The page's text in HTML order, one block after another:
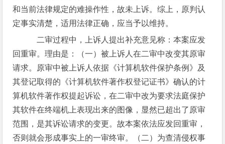
和当前法律规定的难操作性，故未上诉。综上，原判认
定事实清楚，适用法律正确，应当予以维持。
二审过程中，上诉人提出补充意见称：本案应发
回重审。理由是：（一）被上诉人在二审中改变其原审
请求。原审中被上诉人依据《计算机软件保护条例》及
其登记取得的《计算机软件著作权登记证书》确认的计
算机软件著作权提起诉讼，在二审中改为要求法庭保护
其软件在终端机上表现出来的图像，显然已超出了原审
范围，是其诉讼请求的变更。故本案依法应发回重审，
否则就会形成事实上的一审终审。（二）为查清侵权事